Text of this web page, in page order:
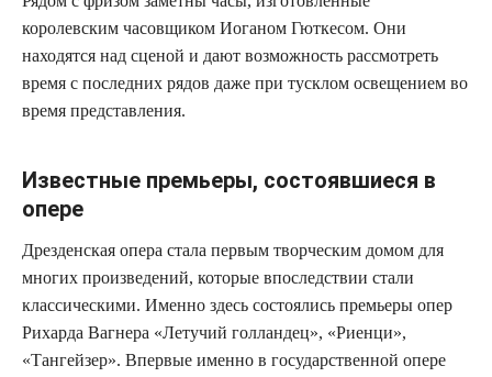
королевским часовщиком Иоганом Гюткесом. Они
находятся над сценой и дают возможность рассмотреть
время с последних рядов даже при тусклом освещением во
время представления.
Известные премьеры, состоявшиеся в
опере
Дрезденская опера стала первым творческим домом для
многих произведений, которые впоследствии стали
классическими. Именно здесь состоялись премьеры опер
Рихарда Вагнера «Летучий голландец», «Риенци»,
«Тангейзер». Впервые именно в государственной опере